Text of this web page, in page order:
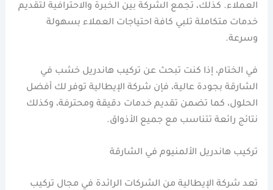
العملاء. كذلك، تجمع الشركة بين الخبرة والاحترافية لتقديم
خدمات متكاملة تلبي كافة احتياجات العملاء بسهولة
وسرعة.
في الختام، إذا كنت تبحث عن تركيب هاندريل خشب في
الشارقة بجودة عالية، فإن شركة الإيطالية توفر لك أفضل
الحلول، كما تضمن تقديم خدمات دقيقة ومحترفة، وكذلك
نتائج رائعة تتناسب مع جميع الأذواق.
تركيب هاندريل الألمنيوم في الشارقة
تعد شركة الإيطالية من الشركات الرائدة في مجال تركيب